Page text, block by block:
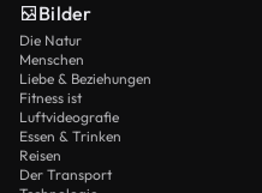
Bilder
Die Natur
Menschen
Liebe & Beziehungen
Fitness ist
Luftvideografie
Essen & Trinken
Reisen
Der Transport